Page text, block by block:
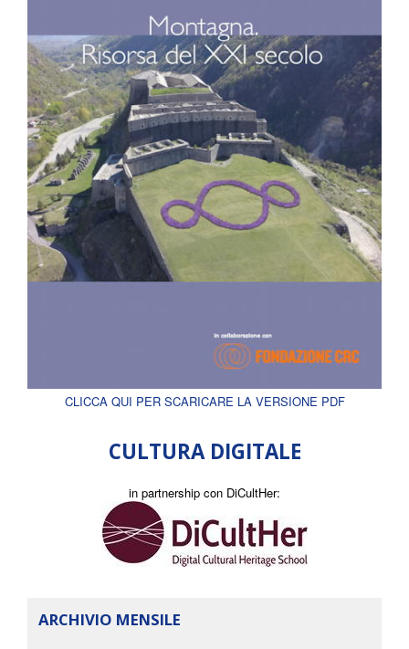
CLICCA QUI PER SCARICARE LA VERSIONE PDF
CULTURA DIGITALE
in partnership con DiCultHer:
ARCHIVIO MENSILE